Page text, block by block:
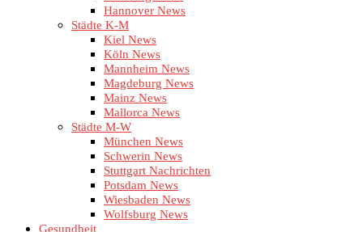
Hannover News
Städte K-M
Kiel News
Köln News
Mannheim News
Magdeburg News
Mainz News
Mallorca News
Städte M-W
München News
Schwerin News
Stuttgart Nachrichten
Potsdam News
Wiesbaden News
Wolfsburg News
Gesundheit